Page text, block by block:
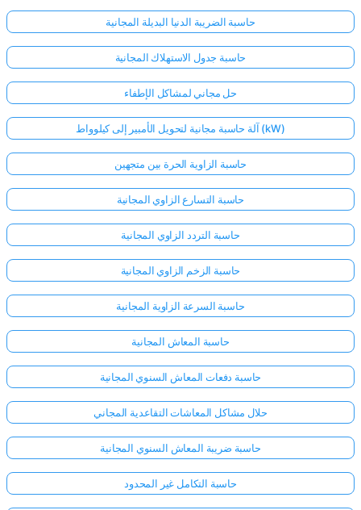
حاسبة الضريبة الدنيا البديلة المجانية
حاسبة جدول الاستهلاك المجانية
حل مجاني لمشاكل الإطفاء
آلة حاسبة مجانية لتحويل الأمبير إلى كيلوواط (kW)
حاسبة الزاوية الحرة بين متجهين
حاسبة التسارع الزاوي المجانية
حاسبة التردد الزاوي المجانية
حاسبة الزخم الزاوي المجانية
حاسبة السرعة الزاوية المجانية
حاسبة المعاش المجانية
حاسبة دفعات المعاش السنوي المجانية
حلال مشاكل المعاشات التقاعدية المجاني
حاسبة ضريبة المعاش السنوي المجانية
حاسبة التكامل غير المحدود